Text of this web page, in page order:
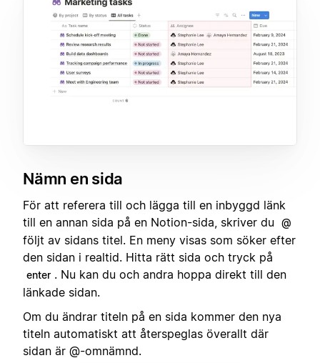
Nämn en sida
För att referera till och lägga till en inbyggd länk
till en annan sida på en Notion-sida, skriver du
@
följt av sidans titel. En meny visas som söker efter
den sidan i realtid. Hitta rätt sida och tryck på
enter . Nu kan du och andra hoppa direkt till den
länkade sidan.
Om du ändrar titeln på en sida kommer den nya
titeln automatiskt att återspeglas överallt där
sidan är @-omnämnd.